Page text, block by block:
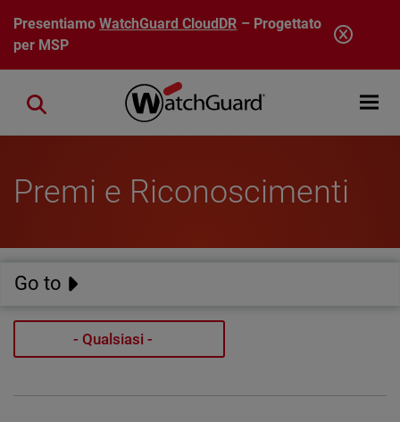
Salta al contenuto principale
PresentiamoWatchGuard CloudDR – Progettato
per MSP
Open
Close search
Premi e Riconoscimenti
Go to